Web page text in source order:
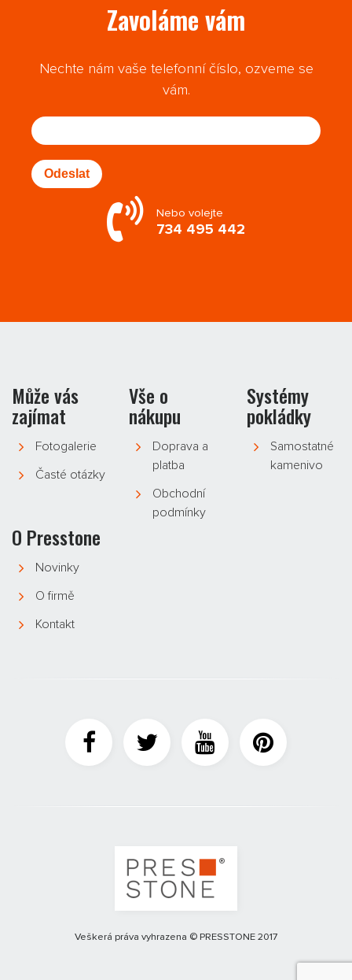
Zavoláme vám
Nechte nám vaše telefonní číslo, ozveme se
vám.
Odeslat
Nebo volejte
734 495 442
Může vás
zajímat
Fotogalerie
Časté otázky
Vše o
nákupu
Doprava a
platba
Obchodní
podmínky
Systémy
pokládky
Samostatné
kamenivo
O Presstone
Novinky
O firmě
Kontakt
Veškerá práva vyhrazena © PRESSTONE 2017